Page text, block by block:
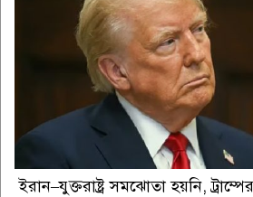
ইরান–যুক্তরাষ্ট্র সমঝোতা হয়নি,